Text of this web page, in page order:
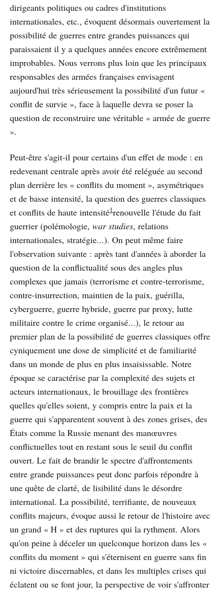
dirigeants politiques ou cadres d'institutions
internationales, etc., évoquent désormais ouvertement la
possibilité de guerres entre grandes puissances qui
paraissaient il y a quelques années encore extrêmement
improbables. Nous verrons plus loin que les principaux
responsables des armées françaises envisagent
aujourd'hui très sérieusement la possibilité d'un futur «
conflit de survie », face à laquelle devra se poser la
question de reconstruire une véritable « armée de guerre
».
Peut-être s'agit-il pour certains d'un effet de mode : en
redevenant centrale après avoir été reléguée au second
plan derrière les « conflits du moment », asymétriques
et de basse intensité, la question des guerres classiques
et conflits de haute intensité1renouvelle l'étude du fait
guerrier (polémologie, war studies, relations
internationales, stratégie...). On peut même faire
l'observation suivante : après tant d'années à aborder la
question de la conflictualité sous des angles plus
complexes que jamais (terrorisme et contre-terrorisme,
contre-insurrection, maintien de la paix, guérilla,
cyberguerre, guerre hybride, guerre par proxy, lutte
militaire contre le crime organisé...), le retour au
premier plan de la possibilité de guerres classiques offre
cyniquement une dose de simplicité et de familiarité
dans un monde de plus en plus insaisissable. Notre
époque se caractérise par la complexité des sujets et
acteurs internationaux, le brouillage des frontières
quelles qu'elles soient, y compris entre la paix et la
guerre qui s'apparentent souvent à des zones grises, des
États comme la Russie menant des manœuvres
conflictuelles tout en restant sous le seuil du conflit
ouvert. Le fait de brandir le spectre d'affrontements
entre grande puissances peut donc parfois répondre à
une quête de clarté, de lisibilité dans le désordre
international. La possibilité, terrifiante, de nouveaux
conflits majeurs, évoque aussi le retour de l'histoire avec
un grand « H » et des ruptures qui la rythment. Alors
qu'on peine à déceler un quelconque horizon dans les «
conflits du moment » qui s'éternisent en guerre sans fin
ni victoire discernables, et dans les multiples crises qui
éclatent ou se font jour, la perspective de voir s'affronter